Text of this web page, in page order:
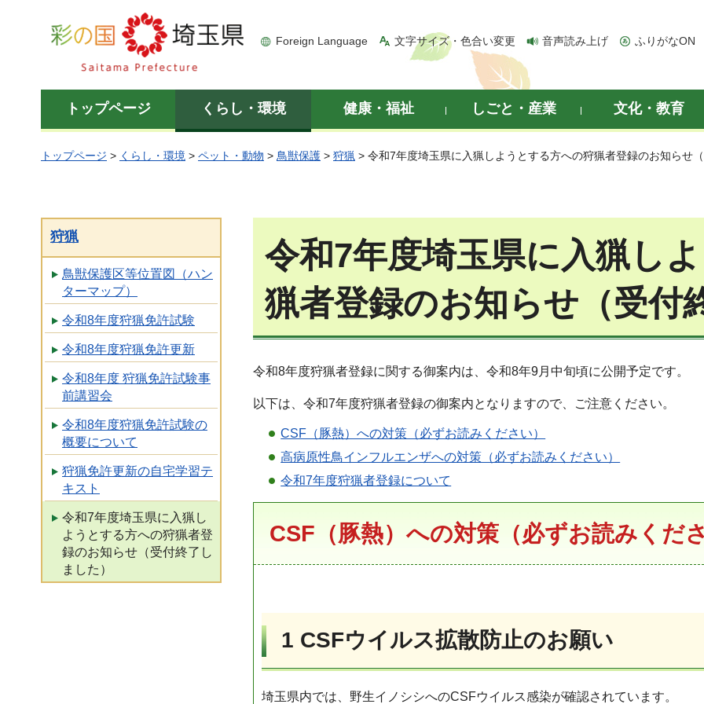
彩の国 埼玉県
Foreign Language 文字サイズ・色合い変更 音声読み上げ ふりがなON
トップページ くらし・環境 健康・福祉 しごと・産業 文化・教育
トップページ > くらし・環境 > ペット・動物 > 鳥獣保護 > 狩猟 > 令和7年度埼玉県に入猟しようとする方への狩猟者登録のお知らせ
狩猟
鳥獣保護区等位置図（ハン
ターマップ）
令和8年度狩猟免許試験
令和8年度狩猟免許更新
令和8年度 狩猟免許試験事
前講習会
令和8年度狩猟免許試験の
概要について
狩猟免許更新の自宅学習テ
キスト
令和7年度埼玉県に入猟し
ようとする方への狩猟者登
録のお知らせ（受付終了し
ました）
令和7年度埼玉県に入猟し
猟者登録のお知らせ（受付
令和8年度狩猟者登録に関する御案内は、令和8年9月中旬頃に公開予定です。
以下は、令和7年度狩猟者登録の御案内となりますので、ご注意ください。
CSF（豚熱）への対策（必ずお読みください）
高病原性鳥インフルエンザへの対策（必ずお読みください）
令和7年度狩猟者登録について
CSF（豚熱）への対策（必ずお読みくだ
1 CSFウイルス拡散防止のお願い
埼玉県内では、野生イノシシへのCSFウイルス感染が確認されています。